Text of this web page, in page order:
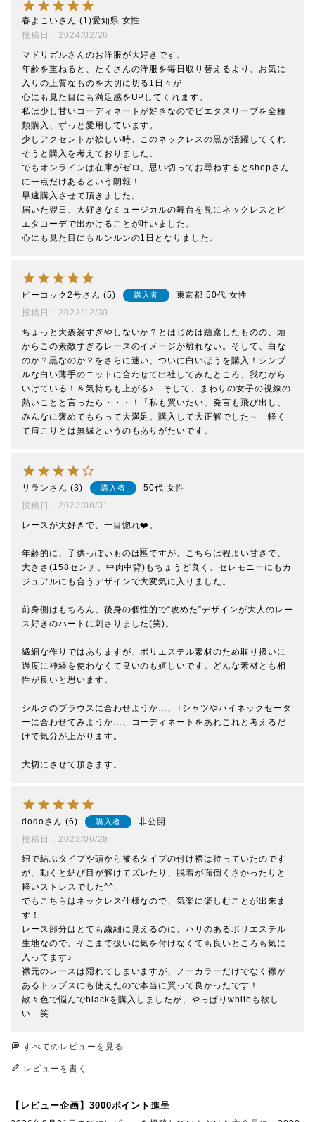
春よこい 1 愛知県 女性
投稿日
2024/02/26
マドリガルさんのお洋服が大好きです。
年齢を重ねると、たくさんの洋服を毎日取り替えるより、お気に
入りの上質なものを大切に切る1日々が
心にも見た目にも満足感をUPしてくれます。
私は少し甘いコーディネートが好きなのでピエタスリーブを全種
類購入、ずっと愛用しています。
少しアクセントが欲しい時、このネックレスの黒が活躍してくれ
そうと購入を考えておりました。
でもオンラインは在庫がゼロ、思い切ってお尋ねするとshopさん
に一点だけあるという朗報！
早速購入させて頂きました。
届いた翌日、大好きなミュージカルの舞台を見にネックレスとピ
エタコーデで出かけることが叶いました。
ピーコック2号 5 購入者 東京都 50代 女性
投稿日
2023/12/30
ちょっと大袈裟すぎやしないか？とはじめは躊躇したものの、頭
からこの素敵すぎるレースのイメージが離れない。そして、白な
のか？黒なのか？をさらに迷い、ついに白いほうを購入！シンプ
ルな白い薄手のニットに合わせて出社してみたところ、我ながら
いけている！＆気持ちも上がる♪　そして、まわりの女子の視線の
熱いことと言ったら・・・！「私も買いたい」発言も飛び出し、
みんなに褒めてもらって大満足。購入して大正解でした～　軽く
て肩こりとは無縁というのもありがたいです。
リラン 3 購入者 50代 女性
投稿日
2023/08/31
レースが大好きで、一目惚れ❤️。
年齢的に、子供っぽいものは🆖ですが、こちらは程よい甘さで、
大きさ(158センチ、中肉中背)もちょうど良く、セレモニーにもカ
ジュアルにも合うデザインで大変気に入りました。
前身側はもちろん、後身の個性的で“攻めた”デザインが大人のレー
ス好きのハートに刺さりました(笑)。
繊細な作りではありますが、ポリエステル素材のため取り扱いに
過度に神経を使わなくて良いのも嬉しいです。どんな素材とも相
性が良いと思います。
シルクのブラウスに合わせようか…、Tシャツやハイネックセータ
ーに合わせてみようか…、コーディネートをあれこれと考えるだ
けで気分が上がります。
大切にさせて頂きます。
dodo 6 購入者
非公開
投稿日
2023/06/28
紐で結ぶタイプや頭から被るタイプの付け襟は持っていたのです
が、動くと結び目が解けてズレたり、脱着が面倒くさかったりと
軽いストレスでした^^;
でもこちらはネックレス仕様なので、気楽に楽しむことが出来ま
す！
レース部分はとても繊細に見えるのに、ハリのあるポリエステル
生地なので、そこまで扱いに気を付けなくても良いところも気に
入ってます♪
襟元のレースは隠れてしまいますが、ノーカラーだけでなく襟が
あるトップスにも使えたので本当に買って良かったです！
散々色で悩んでblackを購入しましたが、やっぱりwhiteも欲し
い…笑
すべてのレビューを見る
レビューを書く
【レビュー企画】3000ポイント進呈